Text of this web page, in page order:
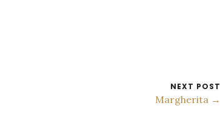
NEXT POST
Margherita →